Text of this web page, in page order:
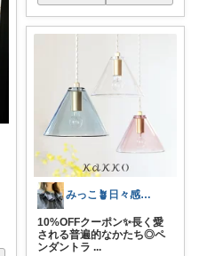
みっこ🪴日々感謝🌷いいね上限🙏
10%OFFクーポン✨長く愛
される普遍的なかたち◎ペ
ンダントラ ...